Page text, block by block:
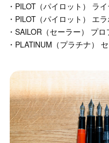
・PILOT（パイロット） ラ
・PILOT（パイロット） エ
・SAILOR（セーラー） プ
・PLATINUM（プラチナ）